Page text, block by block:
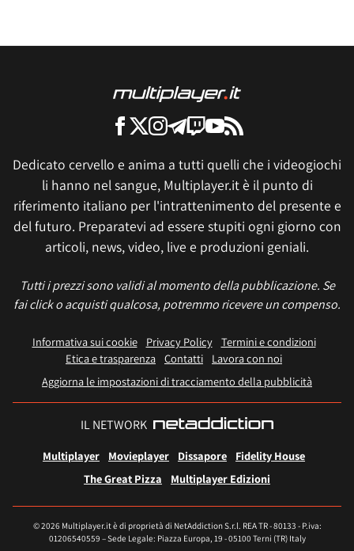
Dedicato cervello e anima a tutti quelli che i videogiochi
li hanno nel sangue, Multiplayer.it è il punto di
riferimento italiano per l'intrattenimento del presente e
del futuro. Preparatevi ad essere stupiti ogni giorno con
articoli, news, video, live e produzioni geniali.
Tutti i prezzi sono validi al momento della pubblicazione. Se
fai click o acquisti qualcosa, potremmo ricevere un compenso.
Informativa sui cookie Privacy Policy
Termini e condizioni
Etica e trasparenza Contatti
Lavora con noi
Aggiorna le impostazioni di tracciamento della pubblicità
IL NETWORK
Multiplayer Movieplayer Dissapore
Fidelity House
The Great Pizza
Multiplayer Edizioni
© 2026 Multiplayer.it è di proprietà di NetAddiction S.r.l. REA TR - 80133 - P.iva:
01206540559 – Sede Legale: Piazza Europa, 19 - 05100 Terni (TR) Italy